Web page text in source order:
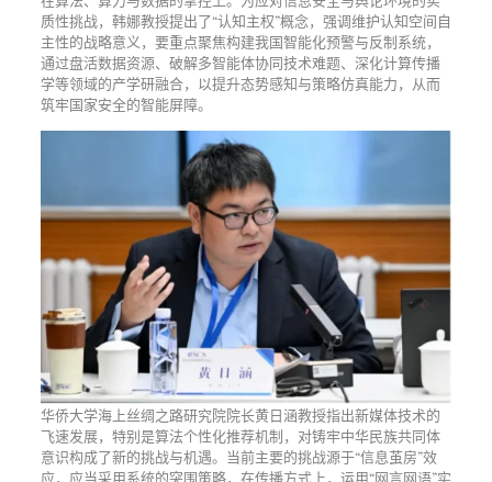
质性挑战，韩娜教授提出了“认知主权”概念，强调维护认知空间自
主性的战略意义，要重点聚焦构建我国智能化预警与反制系统，
通过盘活数据资源、破解多智能体协同技术难题、深化计算传播
学等领域的产学研融合，以提升态势感知与策略仿真能力，从而
筑牢国家安全的智能屏障。
华侨大学海上丝绸之路研究院院长黄日涵教授指出新媒体技术的
飞速发展，特别是算法个性化推荐机制，对铸牢中华民族共同体
意识构成了新的挑战与机遇。当前主要的挑战源于“信息茧房”效
应，应当采用系统的突围策略，在传播方式上，运用“网言网语”实